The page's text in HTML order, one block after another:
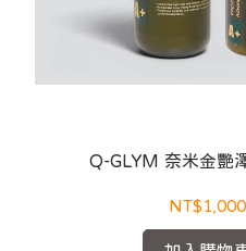
Q-GLYM 奈米金艷
NT$1,000